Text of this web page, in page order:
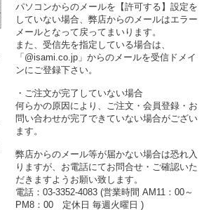
パソコンからのメールを【許可する】設定を
していない場合、弊店からのメールはエラー
メールとなって戻ってまいります。
また、受信先を指定している場合は、
「@isami.co.jp」からのメールを受信ドメイ
ンにご登録下さい。
・ご注文が完了していない場合
何らかの原因により、ご注文・会員登録・お
問い合わせが完了できていない場合がござい
ます。
弊店からのメール等が届かない場合は恐れ入
りますが、お電話にてお問合せ・ご確認いた
だきますようお願い致します。
電話：03-3352-4083 (営業時間 AM11：00～
PM8：00 定休日 毎週火曜日 )